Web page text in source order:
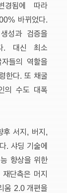
됨에 따라
바뀌었다.
성과 검증을
. 대신 최소
들의 역할을
한다. 또 채굴
의 수도 대폭
후 서지, 버지,
. 샤딩 기술에
향상을 위한
단측은 머지
움 2.0 개편을